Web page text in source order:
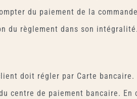
du paiement de la
du règlement dans son intégralité.
doit régler par Carte bancaire.
centre de paiement bancaire.